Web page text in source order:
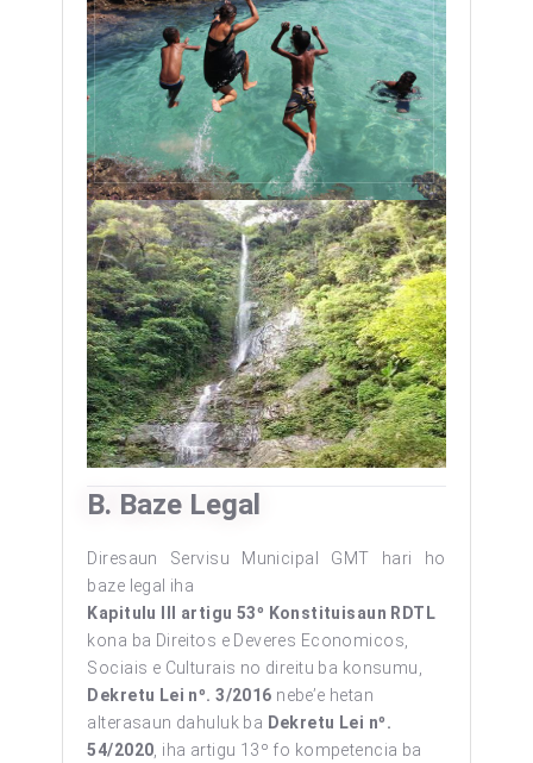
B. Baze Legal
Diresaun Servisu Municipal GMT hari ho
baze legal iha
Kapitulu III artigu 53º Konstituisaun RDTL
kona ba Direitos e Deveres Economicos,
Sociais e Culturais no direitu ba konsumu,
Dekretu Lei nº. 3/2016 nebe’e hetan
alterasaun dahuluk ba Dekretu Lei nº.
54/2020 , iha artigu 13º fo kompetencia ba